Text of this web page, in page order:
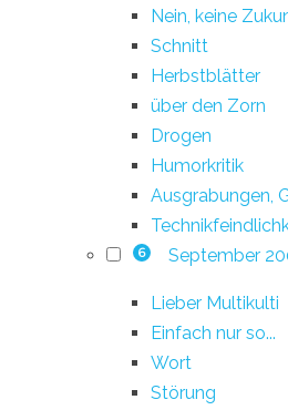
Nein, keine
Schnitt
Herbstblätter
über den Zorn
Drogen
Humorkritik
Ausgrabungen,
6 September
Lieber Multikulti
Einfach nur so...
Wort
Störung